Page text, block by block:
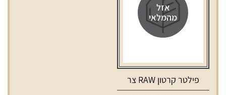
פילטר אזל
מהמלאי
פילטר קרטון RAW צר